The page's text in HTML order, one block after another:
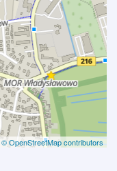
© OpenStreetMap contributors